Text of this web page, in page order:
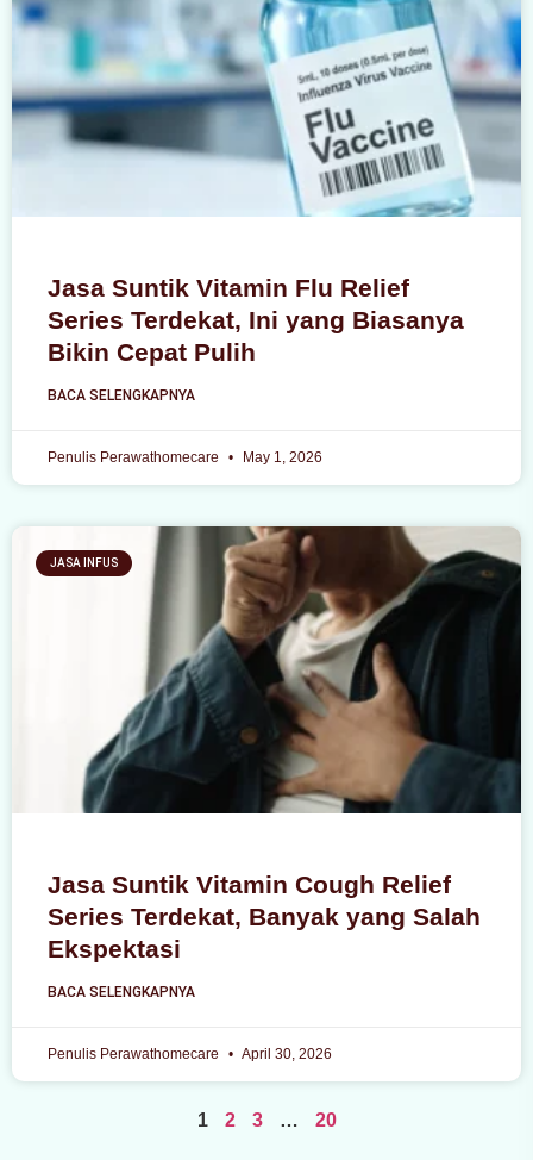
Jasa Suntik Vitamin Flu Relief
Series Terdekat, Ini yang Biasanya
Bikin Cepat Pulih
BACA SELENGKAPNYA
Penulis Perawathomecare May 1, 2026
JASA INFUS
Jasa Suntik Vitamin Cough Relief
Series Terdekat, Banyak yang Salah
Ekspektasi
BACA SELENGKAPNYA
Penulis Perawathomecare April 30, 2026
1 2 3 … 20